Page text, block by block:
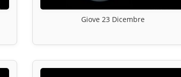
Giove 23 Dicembre